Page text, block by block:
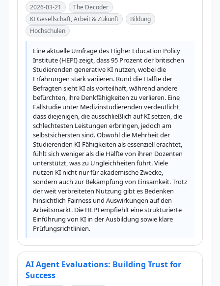
2026-03-21
The Decoder
KI Gesellschaft, Arbeit & Zukunft
Bildung
Hochschulen
Eine aktuelle Umfrage des Higher Education Policy
Institute (HEPI) zeigt, dass 95 Prozent der britischen
Studierenden generative KI nutzen, wobei die
Erfahrungen stark variieren. Rund die Hälfte der
Befragten sieht KI als vorteilhaft, während andere
befürchten, ihre Denkfähigkeiten zu verlieren. Eine
Fallstudie unter Medizinstudierenden verdeutlicht,
dass diejenigen, die ausschließlich auf KI setzen, die
schlechtesten Leistungen erbringen, jedoch am
selbstsichersten sind. Obwohl die Mehrheit der
Studierenden KI-Fähigkeiten als essenziell erachtet,
fühlt sich weniger als die Hälfte von ihren Dozenten
unterstützt, was zu Ungleichheiten führt. Viele
nutzen KI nicht nur für akademische Zwecke,
sondern auch zur Bekämpfung von Einsamkeit. Trotz
der weit verbreiteten Nutzung gibt es Bedenken
hinsichtlich Fairness und Auswirkungen auf den
Arbeitsmarkt. Die HEPI empfiehlt eine strukturierte
Einführung von KI in der Ausbildung sowie klare
Prüfungsrichtlinien.
AI Agent Evaluations: Building Trust for
Success